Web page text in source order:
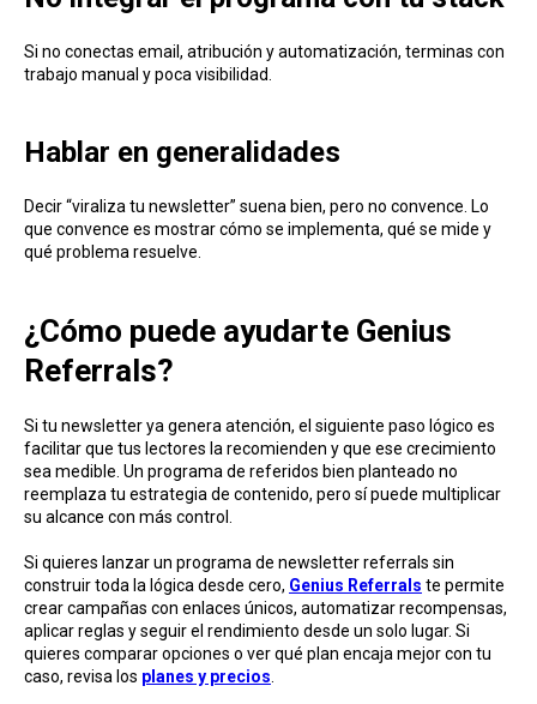
Si no conectas email, atribución y automatización, terminas con
trabajo manual y poca visibilidad.
Hablar en generalidades
Decir “viraliza tu newsletter” suena bien, pero no convence. Lo
que convence es mostrar cómo se implementa, qué se mide y
qué problema resuelve.
¿Cómo puede ayudarte Genius
Referrals?
Si tu newsletter ya genera atención, el siguiente paso lógico es
facilitar que tus lectores la recomienden y que ese crecimiento
sea medible. Un programa de referidos bien planteado no
reemplaza tu estrategia de contenido, pero sí puede multiplicar
su alcance con más control.
Si quieres lanzar un programa de newsletter referrals sin
construir toda la lógica desde cero, Genius Referrals te permite
crear campañas con enlaces únicos, automatizar recompensas,
aplicar reglas y seguir el rendimiento desde un solo lugar. Si
quieres comparar opciones o ver qué plan encaja mejor con tu
caso, revisa los planes y precios